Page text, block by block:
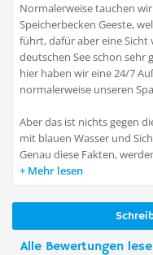
Normalerweise tauchen
Speicherbecken Geeste,
führt, dafür aber eine Sicht
deutschen See schon sehr
hier haben wir eine 24/7
normalerweise unseren
Aber das ist nichts gegen
mit blauen Wasser und
Genau diese Fakten,
Mehr lesen
Alle Bewertungen